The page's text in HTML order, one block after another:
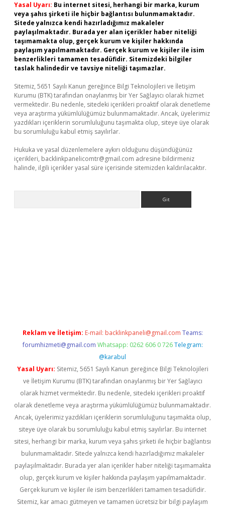
Yasal Uyarı: Bu internet sitesi, herhangi bir marka, kurum
veya şahıs şirketi ile hiçbir bağlantısı bulunmamaktadır.
Sitede yalnızca kendi hazırladığımız makaleler
paylaşılmaktadır. Burada yer alan içerikler haber niteliği
taşımamakta olup, gerçek kurum ve kişiler hakkında
paylaşım yapılmamaktadır. Gerçek kurum ve kişiler ile isim
benzerlikleri tamamen tesadüfidir. Sitemizdeki bilgiler
taslak halindedir ve tavsiye niteliği taşımazlar.
Sitemiz, 5651 Sayılı Kanun gereğince Bilgi Teknolojileri ve İletişim
Kurumu (BTK) tarafından onaylanmış bir Yer Sağlayıcı olarak hizmet
vermektedir. Bu nedenle, sitedeki içerikleri proaktif olarak denetleme
veya araştırma yükümlülüğümüz bulunmamaktadır. Ancak, üyelerimiz
yazdıkları içeriklerin sorumluluğunu taşımakta olup, siteye üye olarak
bu sorumluluğu kabul etmiş sayılırlar.
Hukuka ve yasal düzenlemelere aykırı olduğunu düşündüğünüz
içerikleri, backlinkpanelicomtr@gmail.com adresine bildirmeniz
halinde, ilgili içerikler yasal süre içerisinde sitemizden kaldırılacaktır.
Reklam ve İletişim: E-mail: backlinkpaneli@gmail.com Teams:
forumhizmeti@gmail.com Whatsapp: 0262 606 0 726 Telegram:
@karabul
Yasal Uyarı: Sitemiz, 5651 Sayılı Kanun gereğince Bilgi Teknolojileri
ve İletişim Kurumu (BTK) tarafından onaylanmış bir Yer Sağlayıcı
olarak hizmet vermektedir. Bu nedenle, sitedeki içerikleri proaktif
olarak denetleme veya araştırma yükümlülüğümüz bulunmamaktadır.
Ancak, üyelerimiz yazdıkları içeriklerin sorumluluğunu taşımakta olup,
siteye üye olarak bu sorumluluğu kabul etmiş sayılırlar. Bu internet
sitesi, herhangi bir marka, kurum veya şahıs şirketi ile hiçbir bağlantısı
bulunmamaktadır. Sitede yalnızca kendi hazırladığımız makaleler
paylaşılmaktadır. Burada yer alan içerikler haber niteliği taşımamakta
olup, gerçek kurum ve kişiler hakkında paylaşım yapılmamaktadır.
Gerçek kurum ve kişiler ile isim benzerlikleri tamamen tesadüfidir.
Sitemiz, kar amacı gütmeyen ve tamamen ücretsiz bir bilgi paylaşım